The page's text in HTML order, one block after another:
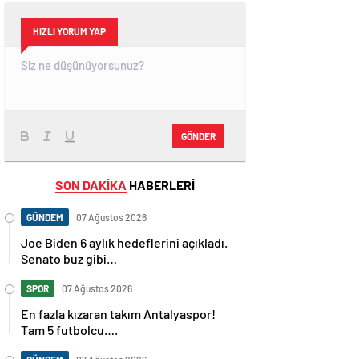
HIZLI YORUM YAP
GÖNDER
SON DAKİKA HABERLERİ
GÜNDEM 07 Ağustos 2026
Joe Biden 6 aylık hedeflerini açıkladı.
Senato buz gibi…
SPOR 07 Ağustos 2026
En fazla kızaran takım Antalyaspor!
Tam 5 futbolcu….